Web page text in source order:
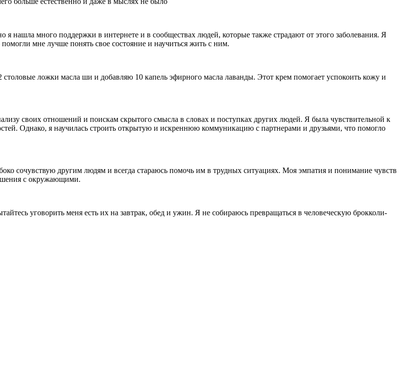
нашла много поддержки в интернете и в сообществах людей, которые также страдают от этого заболевания. Я
мне лучше понять свое состояние и научиться жить с ним.
ложки масла ши и добавляю 10 капель эфирного масла лаванды. Этот крем помогает успокоить кожу и
своих отношений и поискам скрытого смысла в словах и поступках других людей. Я была чувствительной к
Однако, я научилась строить открытую и искреннюю коммуникацию с партнерами и друзьями, что помогло
сочувствую другим людям и всегда стараюсь помочь им в трудных ситуациях. Моя эмпатия и понимание чувств
с окружающими.
уговорить меня есть их на завтрак, обед и ужин. Я не собираюсь превращаться в человеческую брокколи-